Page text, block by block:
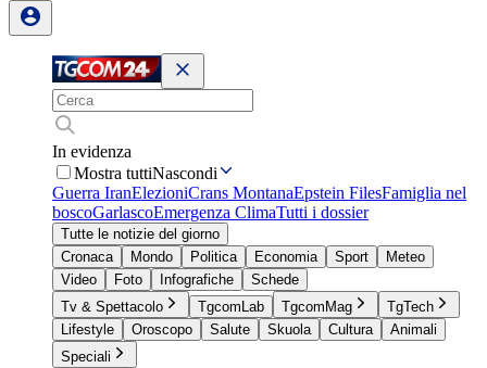
In evidenza
Mostra tuttiNascondi
Guerra IranElezioniCrans MontanaEpstein FilesFamiglia nel
boscoGarlascoEmergenza ClimaTutti i dossier
Tutte le notizie del giorno
Cronaca
Mondo Politica Economia Sport
Meteo
Video
Foto Infografiche
Schede
Tv & Spettacolo
TgcomLab TgcomMag
TgTech
Lifestyle
Oroscopo Salute Skuola Cultura
Animali
Speciali